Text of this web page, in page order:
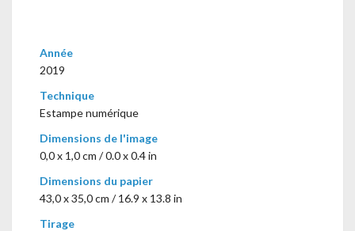
Année
2019
Technique
Estampe numérique
Dimensions de l'image
0,0 x 1,0 cm / 0.0 x 0.4 in
Dimensions du papier
43,0 x 35,0 cm / 16.9 x 13.8 in
Tirage